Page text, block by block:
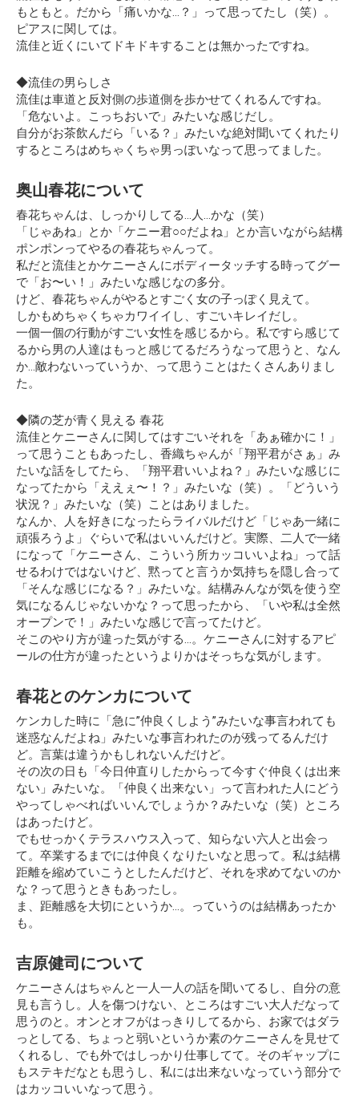
もともと。だから「痛いかな…？」って思ってたし（笑）。
ピアスに関しては。
流佳と近くにいてドキドキすることは無かったですね。
◆流佳の男らしさ
流佳は車道と反対側の歩道側を歩かせてくれるんですね。
「危ないよ。こっちおいで」みたいな感じだし。
自分がお茶飲んだら「いる？」みたいな絶対聞いてくれたり
するところはめちゃくちゃ男っぽいなって思ってました。
奥山春花について
春花ちゃんは、しっかりしてる…人…かな（笑）
「じゃあね」とか「ケニー君○○だよね」とか言いながら結構
ポンポンってやるの春花ちゃんって。
私だと流佳とかケニーさんにボディータッチする時ってグー
で「お〜い！」みたいな感じなの多分。
けど、春花ちゃんがやるとすごく女の子っぽく見えて。
しかもめちゃくちゃカワイイし、すごいキレイだし。
一個一個の行動がすごい女性を感じるから。私ですら感じて
るから男の人達はもっと感じてるだろうなって思うと、なん
か…敵わないっていうか、って思うことはたくさんありまし
た。
◆隣の芝が青く見える 春花
流佳とケニーさんに関してはすごいそれを「あぁ確かに！」
って思うこともあったし、香織ちゃんが「翔平君がさぁ」み
たいな話をしてたら、「翔平君いいよね？」みたいな感じに
なってたから「ええぇ〜！？」みたいな（笑）。「どういう
状況？」みたいな（笑）ことはありました。
なんか、人を好きになったらライバルだけど「じゃあ一緒に
頑張ろうよ」ぐらいで私はいいんだけど。実際、二人で一緒
になって「ケニーさん、こういう所カッコいいよね」って話
せるわけではないけど、黙ってと言うか気持ちを隠し合って
「そんな感じになる？」みたいな。結構みんなが気を使う空
気になるんじゃないかな？って思ったから、「いや私は全然
オープンで！」みたいな感じで言ってたけど。
そこのやり方が違った気がする…。ケニーさんに対するアピ
ールの仕方が違ったというよりかはそっちな気がします。
春花とのケンカについて
ケンカした時に 「急に”仲良くしよう”みたいな事言われても
迷惑なんだよね」 みたいな事言われたのが残ってるんだけ
ど。言葉は違うかもしれないんだけど。
その次の日も「今日仲直りしたからって今すぐ仲良くは出来
ない」みたいな。「仲良く出来ない」って言われた人にどう
やってしゃべればいいんでしょうか？みたいな（笑）ところ
はあったけど。
でもせっかくテラスハウス入って、知らない六人と出会っ
て。卒業するまでには仲良くなりたいなと思って。私は結構
距離を縮めていこうとしたんだけど、それを求めてないのか
な？って思うときもあったし。
ま、距離感を大切にというか…。っていうのは結構あったか
も。
吉原健司について
ケニーさんはちゃんと一人一人の話を聞いてるし、自分の意
見も言うし。人を傷つけない、ところはすごい大人だなって
思うのと。オンとオフがはっきりしてるから、お家ではダラ
っとしてる、ちょっと弱いというか素のケニーさんを見せて
くれるし、でも外ではしっかり仕事してて。そのギャップに
もステキだなとも思うし、私には出来ないなっていう部分で
はカッコいいなって思う。